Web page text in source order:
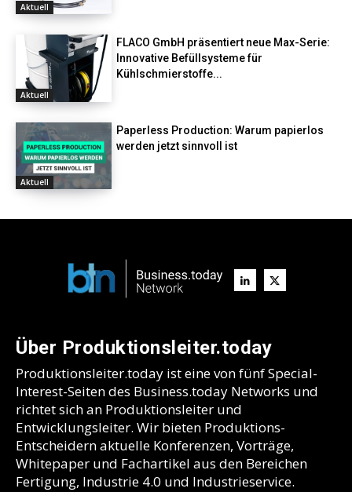
Aktuell
Aktuell
FLACO GmbH präsentiert neue Max-Serie:
Innovative Befüllsysteme für
Kühlschmierstoffe...
Aktuell
Paperless Production: Warum papierlos
werden jetzt sinnvoll ist
Über Produktionsleiter.today
Produktionsleiter.today ist eine von fünf Special-
Interest-Seiten des Business.today Networks und
richtet sich an Produktionsleiter und
Entwicklungsleiter. Wir bieten Produktions-
Entscheidern aktuelle Konferenzen, Vorträge,
Whitepaper und Fachartikel aus den Bereichen
Fertigung, Industrie 4.0 und Industrieservice.